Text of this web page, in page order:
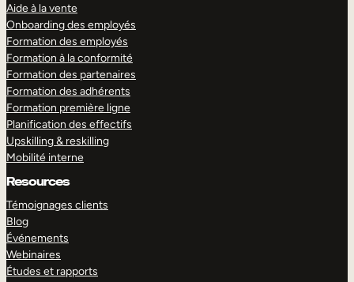
Aide à la vente
Onboarding des employés
Formation des employés
Formation à la conformité
Formation des partenaires
Formation des adhérents
Formation première ligne
Planification des effectifs
Upskilling & reskilling
Mobilité interne
Resources
Témoignages clients
Blog
Événements
Webinaires
Études et rapports